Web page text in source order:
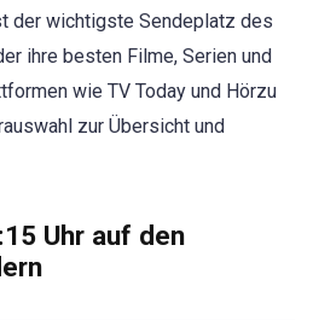
der wichtigste Sendeplatz des
ihre besten Filme, Serien und
wie TV Today und Hörzu
zur Übersicht und
Uhr auf den